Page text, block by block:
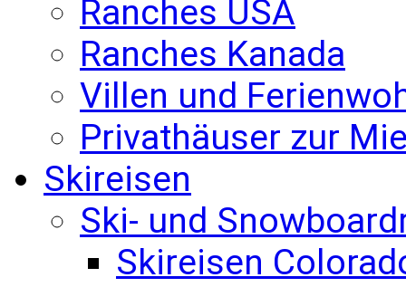
Ranches USA
Ranches Kanada
Villen und
Privathäuser zur
Skireisen
Ski- und
Skireisen